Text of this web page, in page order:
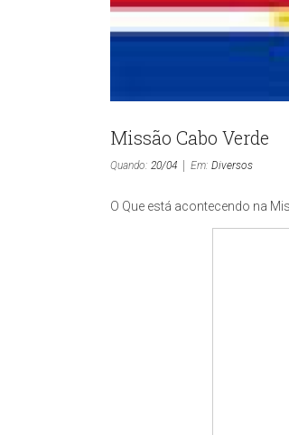
Missão Cabo Verde
Quando: 20/04 Em: Diversos
O Que está acontecendo na